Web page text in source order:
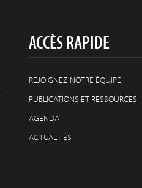
ACCÈS RAPIDE
REJOIGNEZ NOTRE ÉQUIPE
PUBLICATIONS ET RESSOURCES
AGENDA
ACTUALITÉS